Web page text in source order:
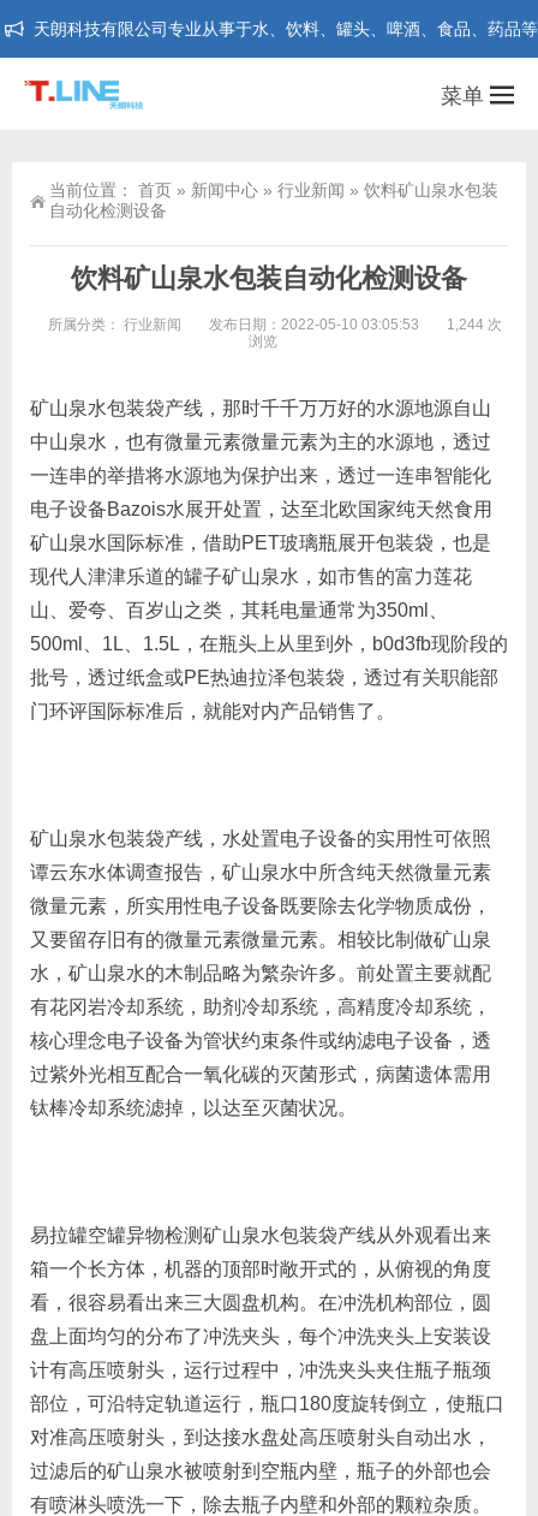
天朗科技有限公司专业从事于水、饮料、罐头、啤酒、食品、药品等
菜单
当前位置： 首页 » 新闻中心 » 行业新闻 » 饮料矿山泉水包装
自动化检测设备
饮料矿山泉水包装自动化检测设备
所属分类： 行业新闻 发布日期：2022-05-10 03:05:53
1,244 次
浏览
矿山泉水包装袋产线，那时千千万万好的水源地源自山
中山泉水，也有微量元素微量元素为主的水源地，透过
一连串的举措将水源地为保护出来，透过一连串智能化
电子设备Bazois水展开处置，达至北欧国家纯天然食用
矿山泉水国际标准，借助PET玻璃瓶展开包装袋，也是
现代人津津乐道的罐子矿山泉水，如市售的富力莲花
山、爱夸、百岁山之类，其耗电量通常为350ml、
500ml、1L、1.5L，在瓶头上从里到外，b0d3fb现阶段的
批号，透过纸盒或PE热迪拉泽包装袋，透过有关职能部
门环评国际标准后，就能对内产品销售了。
矿山泉水包装袋产线，水处置电子设备的实用性可依照
谭云东水体调查报告，矿山泉水中所含纯天然微量元素
微量元素，所实用性电子设备既要除去化学物质成份，
又要留存旧有的微量元素微量元素。相较比制做矿山泉
水，矿山泉水的木制品略为繁杂许多。前处置主要就配
有花冈岩冷却系统，助剂冷却系统，高精度冷却系统，
核心理念电子设备为管状约束条件或纳滤电子设备，透
过紫外光相互配合一氧化碳的灭菌形式，病菌遗体需用
钛棒冷却系统滤掉，以达至灭菌状况。
易拉罐空罐异物检测矿山泉水包装袋产线从外观看出来
箱一个长方体，机器的顶部时敞开式的，从俯视的角度
看，很容易看出来三大圆盘机构。在冲洗机构部位，圆
盘上面均匀的分布了冲洗夹头，每个冲洗夹头上安装设
计有高压喷射头，运行过程中，冲洗夹头夹住瓶子瓶颈
部位，可沿特定轨道运行，瓶口180度旋转倒立，使瓶口
对准高压喷射头，到达接水盘处高压喷射头自动出水，
过滤后的矿山泉水被喷射到空瓶内壁，瓶子的外部也会
有喷淋头喷洗一下，除去瓶子内壁和外部的颗粒杂质。